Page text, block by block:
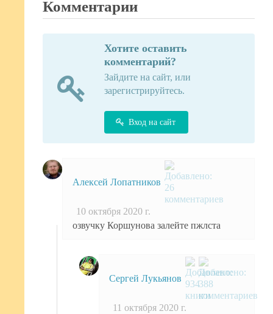
Комментарии
Хотите оставить
комментарий?
Зайдите на сайт, или
зарегистрируйтесь.
Вход на сайт
Алексей Лопатников
10 октября 2020 г.
озвучку Коршунова залейте пжлста
Сергей Лукьянов
11 октября 2020 г.